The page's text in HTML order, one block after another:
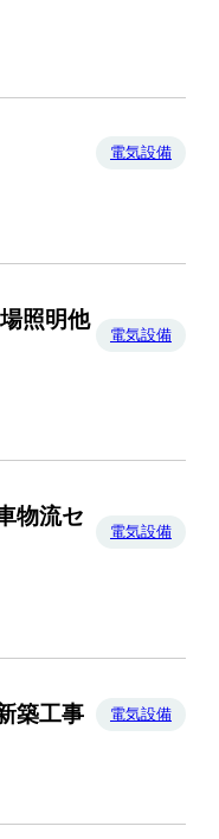
電気設備
照明他
電気設備
物流セ
電気設備
築工事 電気設備